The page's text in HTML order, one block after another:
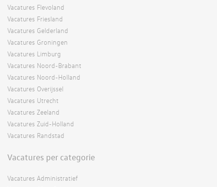
Vacatures Flevoland
Vacatures Friesland
Vacatures Gelderland
Vacatures Groningen
Vacatures Limburg
Vacatures Noord-Brabant
Vacatures Noord-Holland
Vacatures Overijssel
Vacatures Utrecht
Vacatures Zeeland
Vacatures Zuid-Holland
Vacatures Randstad
Vacatures per categorie
Vacatures Administratief